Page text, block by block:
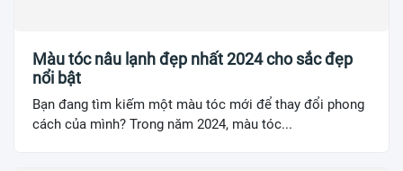
Màu tóc nâu lạnh đẹp nhất 2024 cho sắc đẹp
nổi bật
Bạn đang tìm kiếm một màu tóc mới để thay đổi phong
cách của mình? Trong năm 2024, màu tóc...